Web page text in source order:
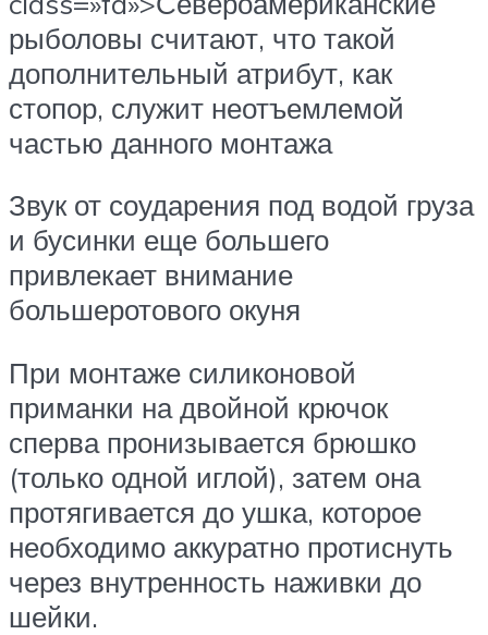
рыболовы считают, что такой
дополнительный атрибут, как
стопор, служит неотъемлемой
частью данного монтажа
Звук от соударения под водой груза
и бусинки еще большего
привлекает внимание
большеротового окуня
При монтаже силиконовой
приманки на двойной крючок
сперва пронизывается брюшко
(только одной иглой), затем она
протягивается до ушка, которое
необходимо аккуратно протиснуть
через внутренность наживки до
шейки.